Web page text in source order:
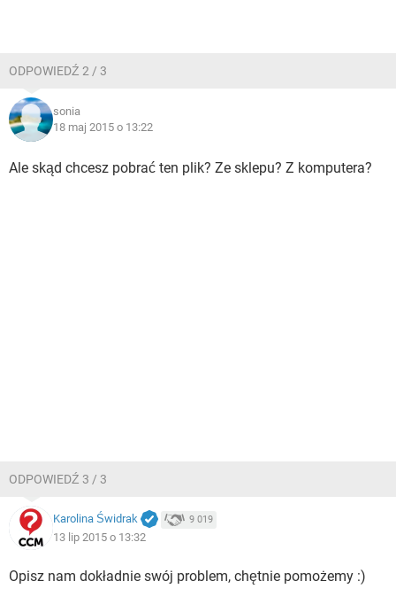
ODPOWIEDŹ 2 / 3
sonia
18 maj 2015 o 13:22
Ale skąd chcesz pobrać ten plik? Ze sklepu? Z komputera?
ODPOWIEDŹ 3 / 3
Karolina Świdrak 9 019
13 lip 2015 o 13:32
Opisz nam dokładnie swój problem, chętnie pomożemy :)